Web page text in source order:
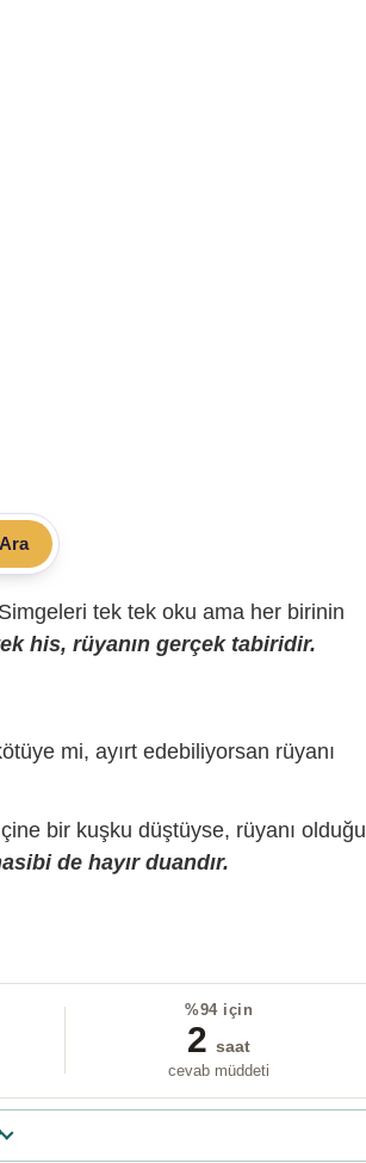
Ara
tek tek oku ama her birinin
his, rüyanın gerçek tabiridir.
mi, ayırt edebiliyorsan rüyanı
bir kuşku düştüyse, rüyanı olduğu
de hayır duandır.
%94 için
2 saat
cevab müddeti